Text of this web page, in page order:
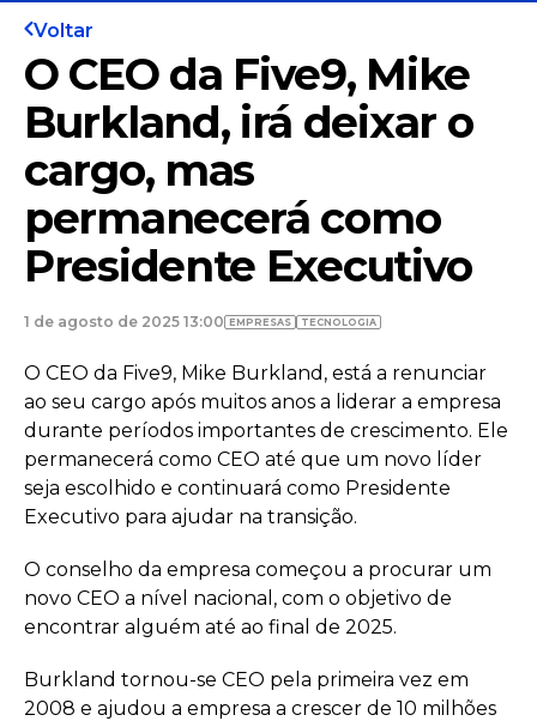
Voltar
O CEO da Five9, Mike
Burkland, irá deixar o
cargo, mas
permanecerá como
Presidente Executivo
1 de agosto de 2025 13:00 EMPRESAS TECNOLOGIA
O CEO da Five9, Mike Burkland, está a renunciar
ao seu cargo após muitos anos a liderar a empresa
durante períodos importantes de crescimento. Ele
permanecerá como CEO até que um novo líder
seja escolhido e continuará como Presidente
Executivo para ajudar na transição.
O conselho da empresa começou a procurar um
novo CEO a nível nacional, com o objetivo de
encontrar alguém até ao final de 2025.
Burkland tornou-se CEO pela primeira vez em
2008 e ajudou a empresa a crescer de 10 milhões